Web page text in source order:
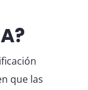
que las